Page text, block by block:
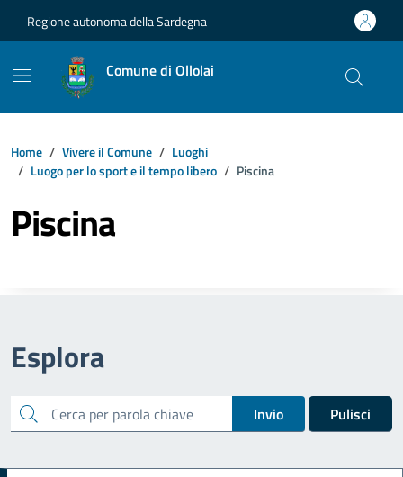
Regione autonoma della Sardegna
Comune di Ollolai
Home Vivere il Comune
Luoghi
Luogo per lo sport e il tempo libero
Piscina
Piscina
Esplora
cerca Invio Pulisci